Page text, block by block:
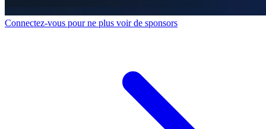
Connectez-vous pour ne plus voir de sponsors